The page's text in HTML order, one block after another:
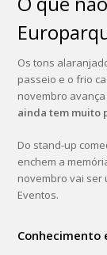
Os tons
passeio e o frio
novembro
ainda tem muito
Do stand-up
enchem a
novembro vai ser
Eventos.
Conhecimento